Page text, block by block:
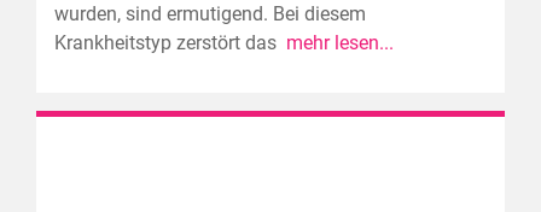
wurden, sind ermutigend. Bei diesem
Krankheitstyp zerstört das mehr lesen...